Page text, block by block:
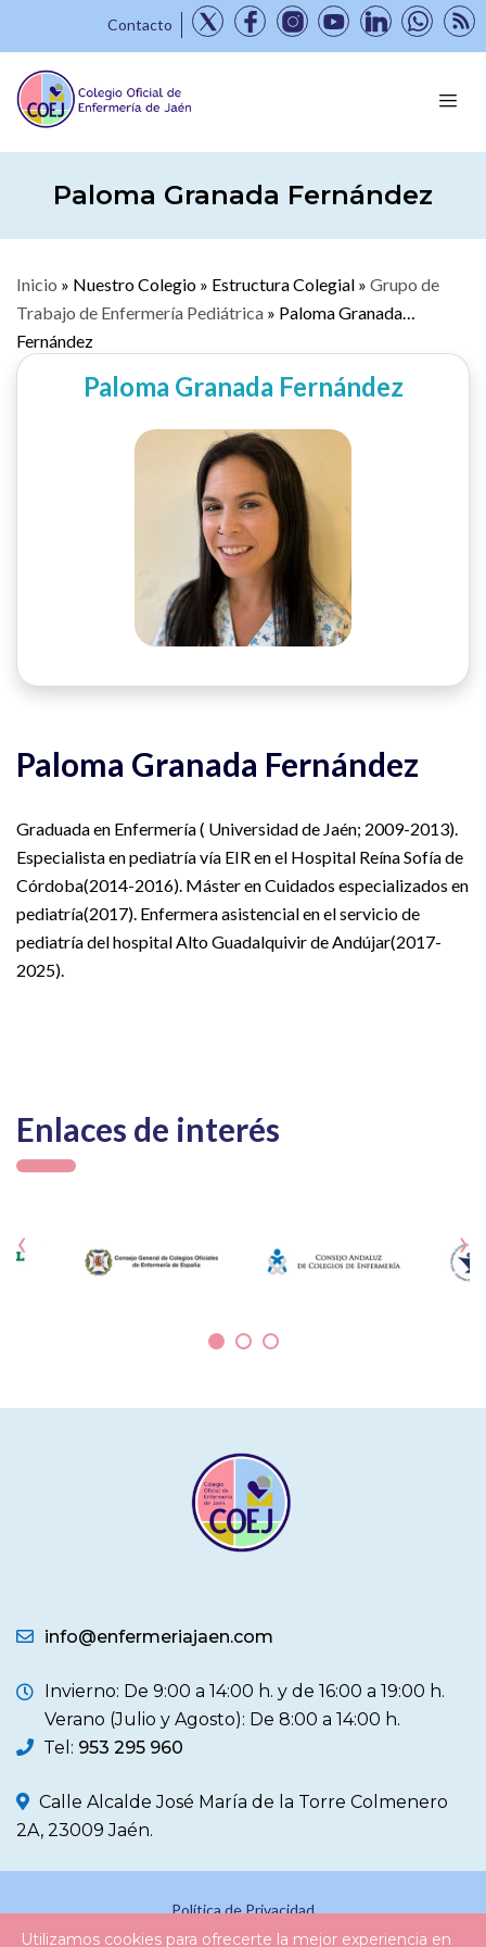
Contacto
Paloma Granada Fernández
Inicio » Nuestro Colegio » Estructura Colegial » Grupo de
Trabajo de Enfermería Pediátrica » Paloma Granada
Fernández
Paloma Granada Fernández
Paloma Granada Fernández
Graduada en Enfermería ( Universidad de Jaén; 2009-2013).
Especialista en pediatría vía EIR en el Hospital Reína Sofía de
Córdoba(2014-2016). Máster en Cuidados especializados en
pediatría(2017). Enfermera asistencial en el servicio de
pediatría del hospital Alto Guadalquivir de Andújar(2017-
2025).
Enlaces de interés
‹ ›
info@enfermeriajaen.com
Invierno: De 9:00 a 14:00 h. y de 16:00 a 19:00 h.
Verano (Julio y Agosto): De 8:00 a 14:00 h.
Tel: 953 295 960
Calle Alcalde José María de la Torre Colmenero
2A, 23009 Jaén.
Política de Privacidad
Utilizamos cookies para ofrecerte la mejor experiencia en